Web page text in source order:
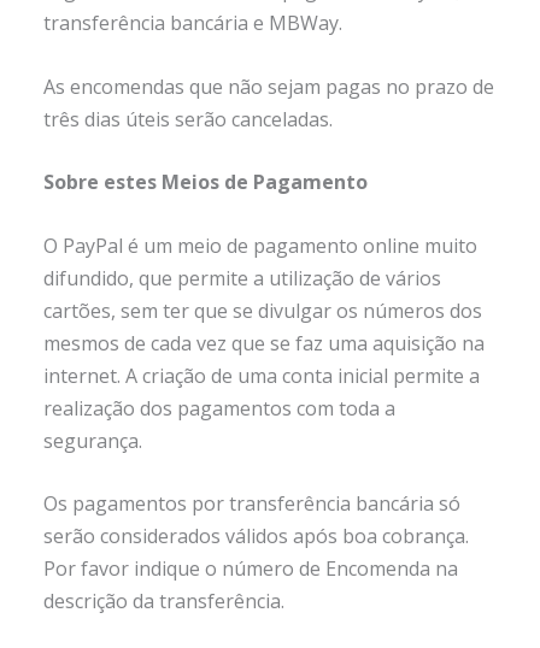
transferência bancária e MBWay.
As encomendas que não sejam pagas no prazo de
três dias úteis serão canceladas.
Sobre estes Meios de Pagamento
O PayPal é um meio de pagamento online muito
difundido, que permite a utilização de vários
cartões, sem ter que se divulgar os números dos
mesmos de cada vez que se faz uma aquisição na
internet. A criação de uma conta inicial permite a
realização dos pagamentos com toda a
segurança.
Os pagamentos por transferência bancária só
serão considerados válidos após boa cobrança.
Por favor indique o número de Encomenda na
descrição da transferência.